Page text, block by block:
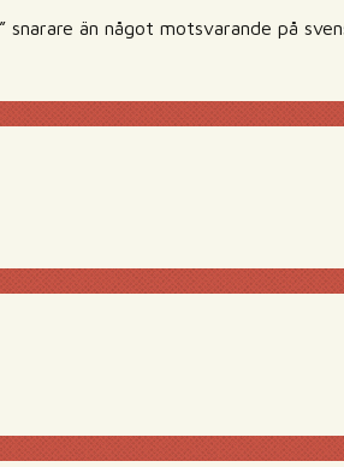
än något motsvarande på